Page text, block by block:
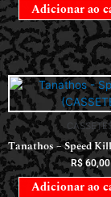
Adicionar ao
Tanathos – Speed
R$60,00
Adicionar ao